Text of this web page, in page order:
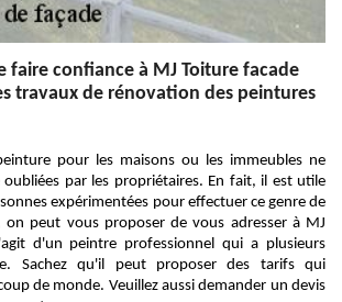
faire confiance à MJ Toiture facade
travaux de rénovation des peintures
pour les maisons ou les immeubles ne
par les propriétaires. En fait, il est utile
expérimentées pour effectuer ce genre de
on peut vous proposer de vous adresser à MJ
d'un peintre professionnel qui a plusieurs
Sachez qu'il peut proposer des tarifs qui
de monde. Veuillez aussi demander un devis